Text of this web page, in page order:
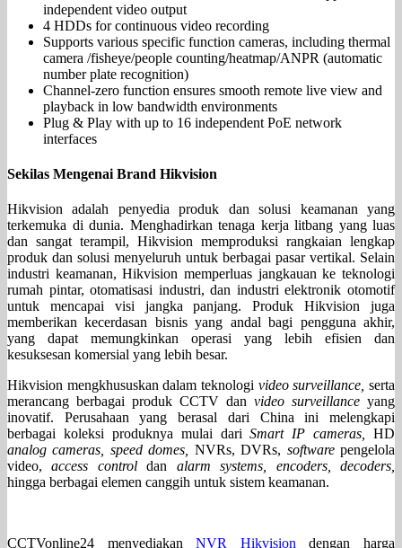
independent video output
4 HDDs for continuous video recording
Supports various specific function cameras, including thermal
camera /fisheye/people counting/heatmap/ANPR (automatic
number plate recognition)
Channel-zero function ensures smooth remote live view and
playback in low bandwidth environments
Plug & Play with up to 16 independent PoE network
interfaces
Sekilas Mengenai Brand Hikvision
Hikvision adalah penyedia produk dan solusi keamanan yang
terkemuka di dunia. Menghadirkan tenaga kerja litbang yang luas
dan sangat terampil, Hikvision memproduksi rangkaian lengkap
produk dan solusi menyeluruh untuk berbagai pasar vertikal. Selain
industri keamanan, Hikvision memperluas jangkauan ke teknologi
rumah pintar, otomatisasi industri, dan industri elektronik otomotif
untuk mencapai visi jangka panjang. Produk Hikvision juga
memberikan kecerdasan bisnis yang andal bagi pengguna akhir,
yang dapat memungkinkan operasi yang lebih efisien dan
kesuksesan komersial yang lebih besar.
Hikvision mengkhususkan dalam teknologi video surveillance, serta
merancang berbagai produk CCTV dan video surveillance yang
inovatif. Perusahaan yang berasal dari China ini melengkapi
berbagai koleksi produknya mulai dariSmart IP cameras,
HD
analog cameras, speed domes,
NVRs, DVRs, softwarepengelola
video,access controldan alarm systems, encoders, decoders,
hingga berbagai elemen canggih untuk sistem keamanan.
CCTVonline24 menyediakanNVR Hikvision dengan harga